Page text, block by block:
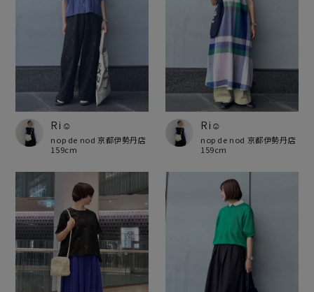
Ri☺︎
nop de nod 京都伊勢丹店
159cm
Ri☺︎
nop de nod 京都伊勢丹店
159cm